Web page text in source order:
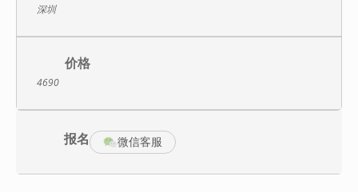
【课程介绍】
顾问式销售是由Huthwaite公司通过销售实证研究，从成功销售员
法，目前在服务性产品、技术性产品、工业品销售领域被广泛采
户内在问题的有效发掘，以为客户解决问题为先导，赢得竞争，赢
门销售技巧的课程又是一门高效沟通的课程，更是一门心智潜能开
发的课程。
深圳
价格
4690
报名 微信客服